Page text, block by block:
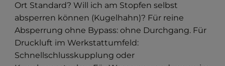
Ort Standard? Will ich am Stopfen selbst
absperren können (Kugelhahn)? Für reine
Absperrung ohne Bypass: ohne Durchgang. Für
Druckluft im Werkstattumfeld:
Schnellschlusskupplung oder